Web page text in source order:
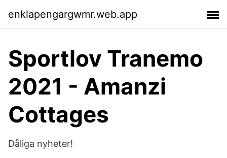
enklapengargwmr.web.app
Sportlov Tranemo
2021 - Amanzi
Cottages
Dåliga nyheter!